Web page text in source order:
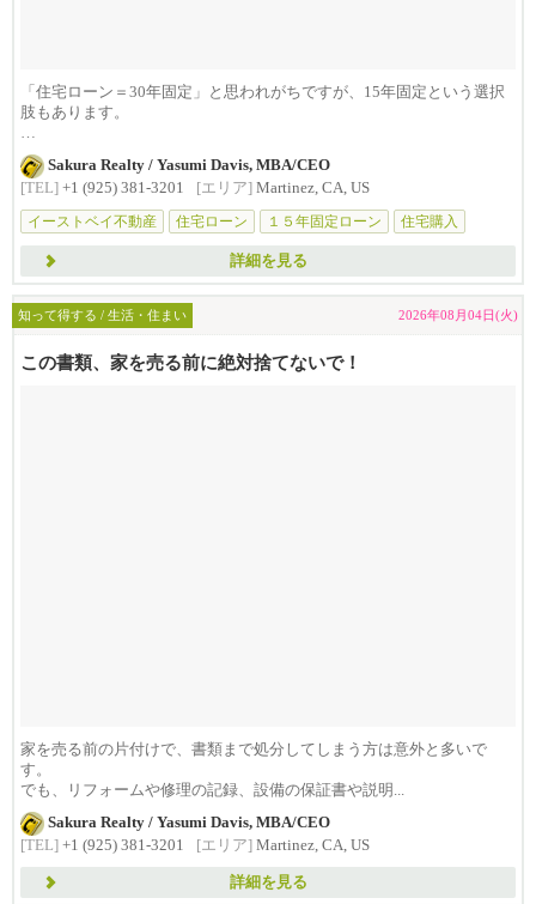
「住宅ローン＝30年固定」と思われがちですが、15年固定という選択
肢もあります。
毎月の返済額は高くなるこ...
Sakura Realty / Yasumi Davis, MBA/CEO
[TEL] +1 (925) 381-3201 [エリア] Martinez, CA, US
イーストベイ不動産
住宅ローン １５年固定ローン 住宅購入
詳細を見る
知って得する / 生活・住まい 2026年08月04日(火)
この書類、家を売る前に絶対捨てないで！
家を売る前の片付けで、書類まで処分してしまう方は意外と多いで
す。
でも、リフォームや修理の記録、設備の保証書や説明...
Sakura Realty / Yasumi Davis, MBA/CEO
[TEL] +1 (925) 381-3201 [エリア] Martinez, CA, US
詳細を見る